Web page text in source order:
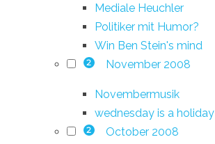
Mediale Heuchler
Politiker mit Humor?
Win Ben Stein's mind
2 November 2008
Novembermusik
wednesday is a holiday
2 October 2008